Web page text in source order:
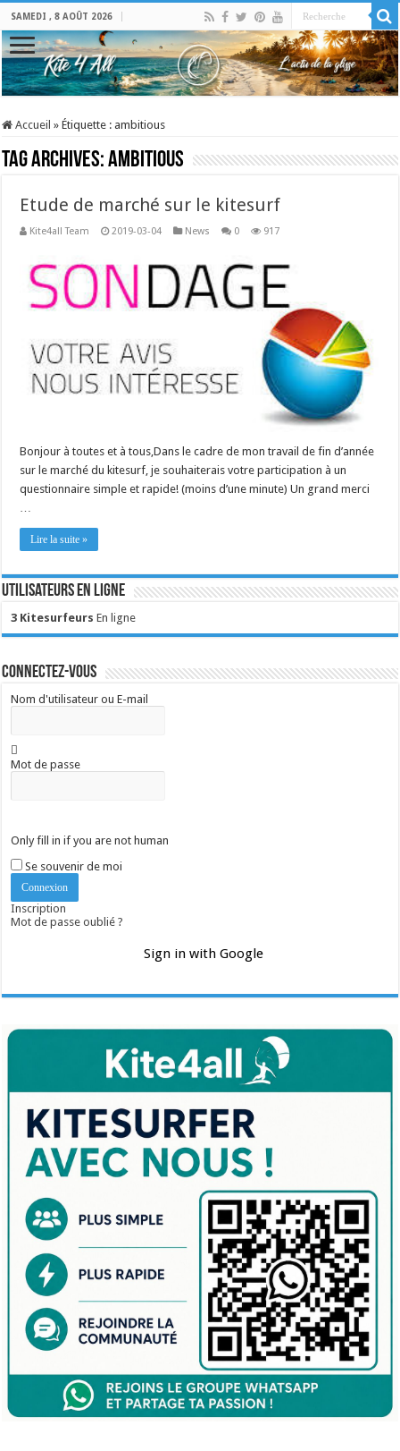
SAMEDI , 8 AOÛT 2026
Accueil » Étiquette : ambitious
Tag Archives:ambitious
Etude de marché sur le kitesurf
Kite4all Team 2019-03-04 News 0 917
Bonjour à toutes et à tous,Dans le cadre de mon travail de fin d’année
sur le marché du kitesurf, je souhaiterais votre participation à un
questionnaire simple et rapide! (moins d’une minute) Un grand merci
…
Lire la suite »
Utilisateurs en ligne
3 Kitesurfeurs En ligne
Connectez-vous
Nom d'utilisateur ou E-mail
Mot de passe
Only fill in if you are not human
Se souvenir de moi
Inscription
Mot de passe oublié ?
Sign in with Google